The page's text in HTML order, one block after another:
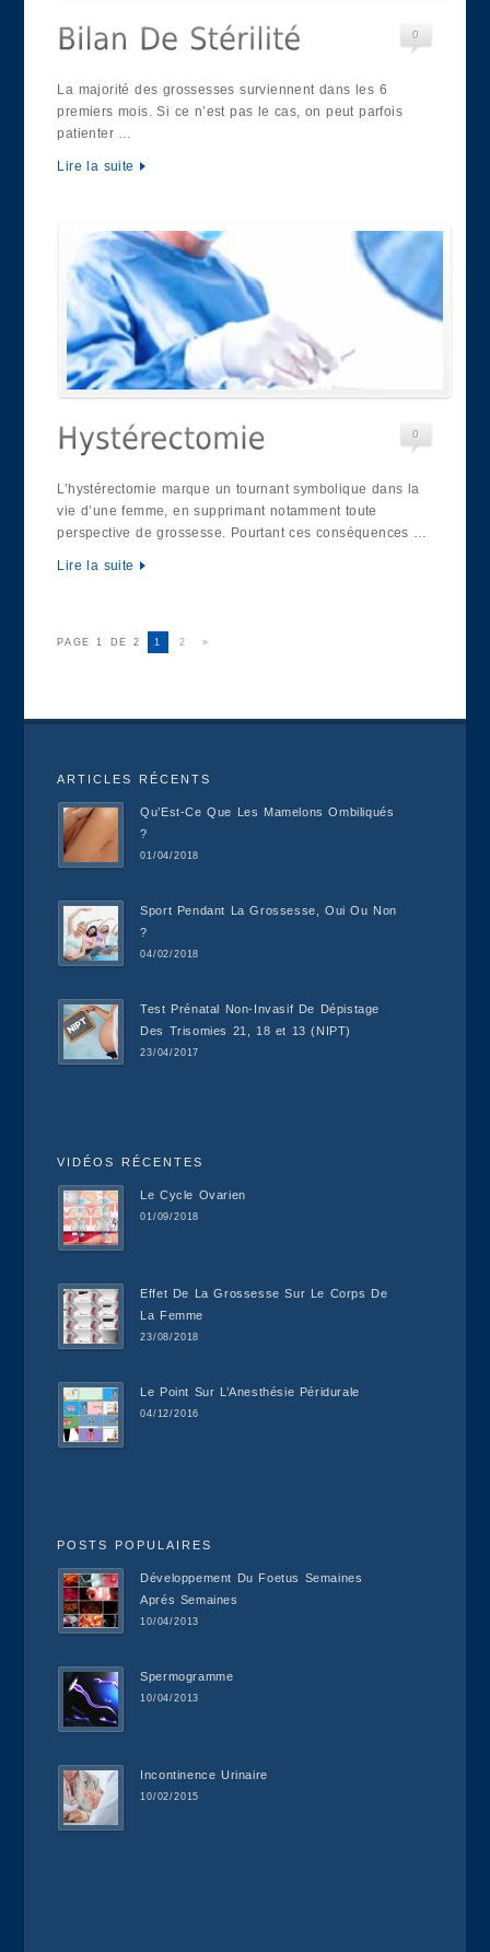
0
La majorité des grossesses surviennent dans les 6
premiers mois. Si ce n’est pas le cas, on peut parfois
patienter …
Lire la suite
0
L’hystérectomie marque un tournant symbolique dans la
vie d’une femme, en supprimant notamment toute
perspective de grossesse. Pourtant ces conséquences …
Lire la suite
PAGE 1 DE 2 1 2 »
ARTICLES RÉCENTS
Qu’Est-Ce Que Les Mamelons Ombiliqués
?
01/04/2018
Sport Pendant La Grossesse, Oui Ou Non
?
04/02/2018
Test Prénatal Non-Invasif De Dépistage
Des Trisomies 21, 18 et 13 (NIPT)
23/04/2017
VIDÉOS RÉCENTES
Le Cycle Ovarien
01/09/2018
Effet De La Grossesse Sur Le Corps De
La Femme
23/08/2018
Le Point Sur L’Anesthésie Péridurale
04/12/2016
POSTS POPULAIRES
Développement Du Foetus Semaines
Aprés Semaines
10/04/2013
Spermogramme
10/04/2013
Incontinence Urinaire
10/02/2015